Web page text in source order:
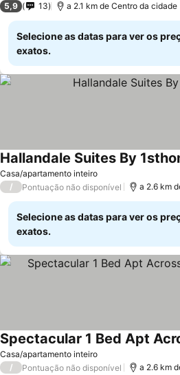
5,9 13 a 2.1 km de Centro da cidade
Selecione as datas para ver os
exatos.
Casa/apartamento inteiro
Hallandale Suites By
/ Pontuação não disponível a 2.6 km
Selecione as datas para ver os
exatos.
Casa/apartamento inteiro
/ Pontuação não disponível a 2.6 km